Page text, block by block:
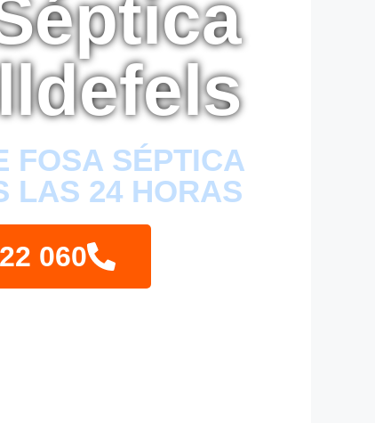
FOSA SÉPTICA
LAS 24 HORAS
060